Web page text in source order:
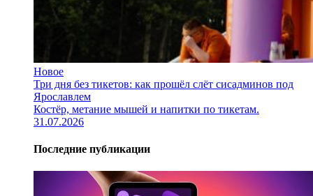
Новое
Три дня без тикетов: как прошёл слёт сисадминов под
Ярославлем
Костёр, метание мышей и напитки по тикетам.
31.07.2026
Последние публикации